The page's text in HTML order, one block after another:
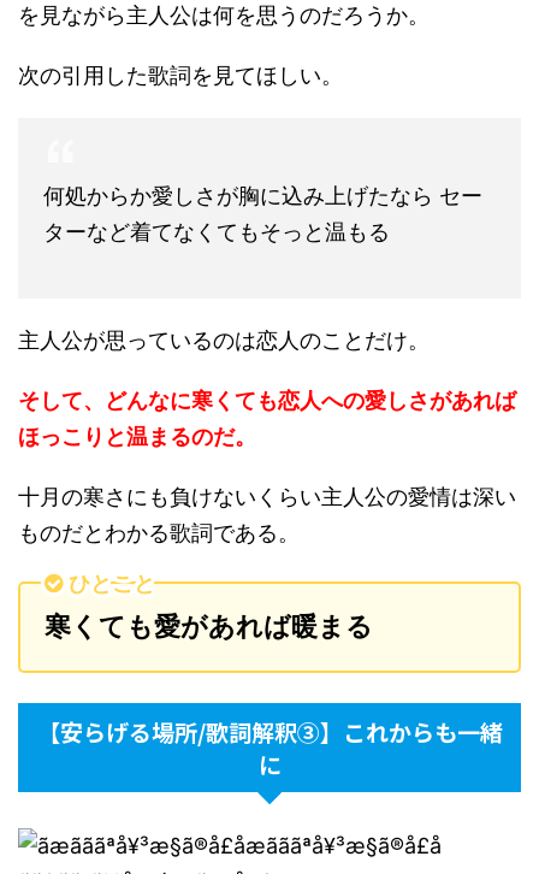
を見ながら主人公は何を思うのだろうか。
次の引用した歌詞を見てほしい。
何処からか愛しさが胸に込み上げたなら セー
ターなど着てなくてもそっと温もる
主人公が思っているのは恋人のことだけ。
そして、どんなに寒くても恋人への愛しさがあれば
ほっこりと温まるのだ。
十月の寒さにも負けないくらい主人公の愛情は深い
ものだとわかる歌詞である。
ひとこと
寒くても愛があれば暖まる
【安らげる場所/歌詞解釈③】これからも一緒
に